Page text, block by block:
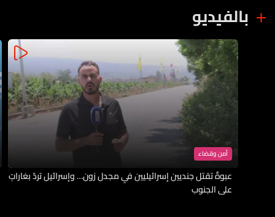
بالفيديو
أمن وقضاء
عبوةٌ تقتل جنديين إسرائيليين في مجدل زون… وإسرائيل تردّ بغاراتٍ
على الجنوب